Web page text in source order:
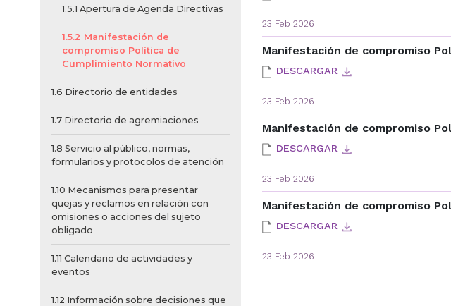
1.5.1 Apertura de Agenda Directivas
1.5.2 Manifestación de
compromiso Política de
Cumplimiento Normativo
1.6 Directorio de entidades
1.7 Directorio de agremiaciones
1.8 Servicio al público, normas,
formularios y protocolos de atención
1.10 Mecanismos para presentar
quejas y reclamos en relación con
omisiones o acciones del sujeto
obligado
1.11 Calendario de actividades y
eventos
1.12 Información sobre decisiones que
23 Feb 2026
Manifestación de compromiso
DESCARGAR
23 Feb 2026
Manifestación de compromiso
DESCARGAR
23 Feb 2026
Manifestación de compromiso
DESCARGAR
23 Feb 2026